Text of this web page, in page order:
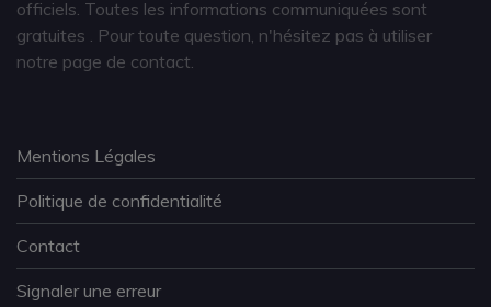
officiels. Toutes les informations communiquées sont
gratuites
. Pour toute question, n'hésitez pas à utiliser
notre page de contact.
Mentions Légales
Politique de confidentialité
Contact
Signaler une erreur